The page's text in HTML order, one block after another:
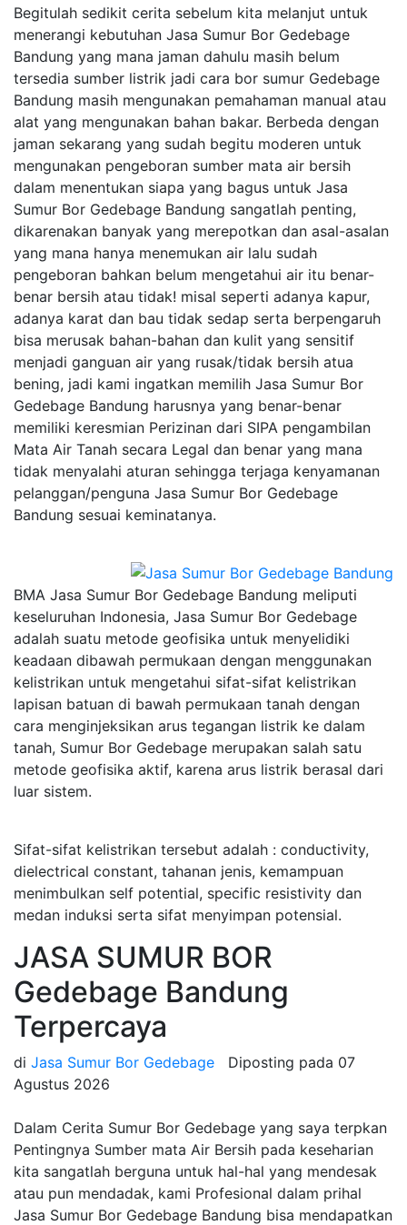
Begitulah sedikit cerita sebelum kita melanjut untuk
menerangi kebutuhan Jasa Sumur Bor Gedebage
Bandung yang mana jaman dahulu masih belum
tersedia sumber listrik jadi cara bor sumur Gedebage
Bandung masih mengunakan pemahaman manual atau
alat yang mengunakan bahan bakar. Berbeda dengan
jaman sekarang yang sudah begitu moderen untuk
mengunakan pengeboran sumber mata air bersih
dalam menentukan siapa yang bagus untuk Jasa
Sumur Bor Gedebage Bandung sangatlah penting,
dikarenakan banyak yang merepotkan dan asal-asalan
yang mana hanya menemukan air lalu sudah
pengeboran bahkan belum mengetahui air itu benar-
benar bersih atau tidak! misal seperti adanya kapur,
adanya karat dan bau tidak sedap serta berpengaruh
bisa merusak bahan-bahan dan kulit yang sensitif
menjadi ganguan air yang rusak/tidak bersih atua
bening, jadi kami ingatkan memilih Jasa Sumur Bor
Gedebage Bandung harusnya yang benar-benar
memiliki keresmian Perizinan dari SIPA pengambilan
Mata Air Tanah secara Legal dan benar yang mana
tidak menyalahi aturan sehingga terjaga kenyamanan
pelanggan/penguna Jasa Sumur Bor Gedebage
Bandung sesuai keminatanya.
BMA Jasa Sumur Bor Gedebage Bandung meliputi
keseluruhan Indonesia, Jasa Sumur Bor Gedebage
adalah suatu metode geofisika untuk menyelidiki
keadaan dibawah permukaan dengan menggunakan
kelistrikan untuk mengetahui sifat-sifat kelistrikan
lapisan batuan di bawah permukaan tanah dengan
cara menginjeksikan arus tegangan listrik ke dalam
tanah, Sumur Bor Gedebage merupakan salah satu
metode geofisika aktif, karena arus listrik berasal dari
luar sistem.
Sifat-sifat kelistrikan tersebut adalah : conductivity,
dielectrical constant, tahanan jenis, kemampuan
menimbulkan self potential, specific resistivity dan
medan induksi serta sifat menyimpan potensial.
JASA SUMUR BOR
Gedebage Bandung
Terpercaya
di Jasa Sumur Bor Gedebage Diposting pada 07
Agustus 2026
Dalam Cerita Sumur Bor Gedebage yang saya terpkan
Pentingnya Sumber mata Air Bersih pada keseharian
kita sangatlah berguna untuk hal-hal yang mendesak
atau pun mendadak, kami Profesional dalam prihal
Jasa Sumur Bor Gedebage Bandung bisa mendapatkan